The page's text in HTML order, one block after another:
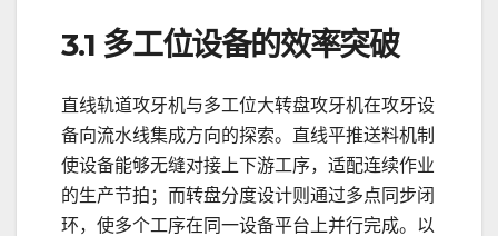
3.1 多工位设备的效率突破
直线轨道攻牙机与多工位大转盘攻牙机在攻牙设
备向流水线集成方向的探索。直线平推送料机制
使设备能够无缝对接上下游工序，适配连续作业
的生产节拍；而转盘分度设计则通过多点同步闭
环，使多个工序在同一设备平台上并行完成。以